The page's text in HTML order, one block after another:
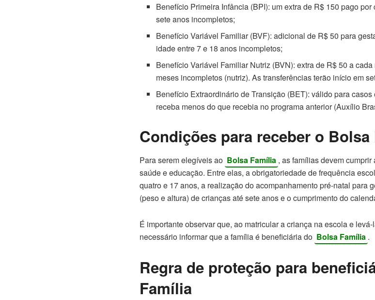
Benefício Primeira Infância (BPI): um extra de R$ 150 pago
sete anos incompletos;
Benefício Variável Familiar (BVF): adicional de R$ 50 para
idade entre 7 e 18 anos incompletos;
Benefício Variável Familiar Nutriz (BVN): extra de R$ 50 a
meses incompletos (nutriz). As transferências terão início em
Benefício Extraordinário de Transição (BET): válido para
receba menos do que recebia no programa anterior (Auxílio
Condições para receber o
Para serem elegíveis ao Bolsa Família , as famílias devem
saúde e educação. Entre elas, a obrigatoriedade de frequência
quatro e 17 anos, a realização do acompanhamento pré-natal para
(peso e altura) de crianças até sete anos e o cumprimento do
É importante observar que, ao matricular a criança na escola e
necessário informar que a família é beneficiária do Bolsa Família .
Regra de proteção para
Família